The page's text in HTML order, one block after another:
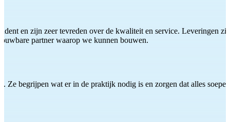
en zijn zeer tevreden over de kwaliteit en service. Leveringen
partner waarop we kunnen bouwen.
Ze begrijpen wat er in de praktijk nodig is en zorgen dat alles